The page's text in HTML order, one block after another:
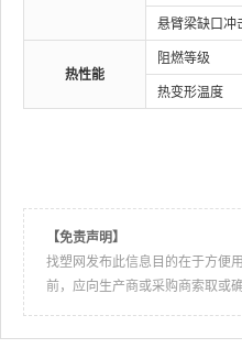
悬臂梁缺口冲
热性能
阻燃等级
热变形温度
【免责声明】
找塑网发布此信息目的在于方便
前，应向生产商或采购商索取或